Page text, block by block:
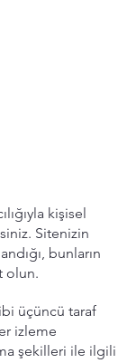
kişisel
Sitenizin
bunların
olun.
üçüncü taraf
izleme
şekilleri ile ilgili